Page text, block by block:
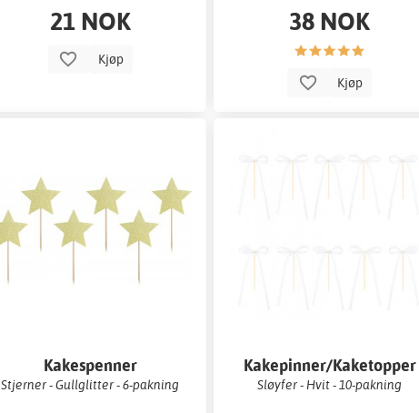
21 NOK
Kjøp
38 NOK
Kjøp
Kakespenner
Stjerner - Gullglitter - 6-pakning
Kakepinner/Kaketopper
Sløyfer - Hvit - 10-pakning